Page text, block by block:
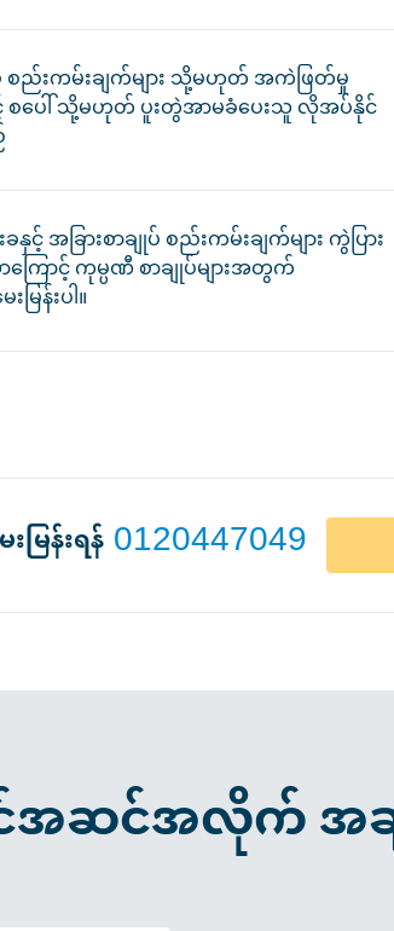
စည်းကမ်းချက်များ သို့မဟုတ် အကဲဖြတ်မှု
စပေါ် သို့မဟုတ် ပူးတွဲအာမခံပေးသူ လိုအပ်နိုင်
နှင့် အခြားစာချုပ် စည်းကမ်းချက်များ ကွဲပြား
ကြောင့် ကုမ္ပဏီ စာချုပ်များအတွက်
မြန်းပါ။
မြန်းရန် 0120447049
င်အဆင်အလိုက်